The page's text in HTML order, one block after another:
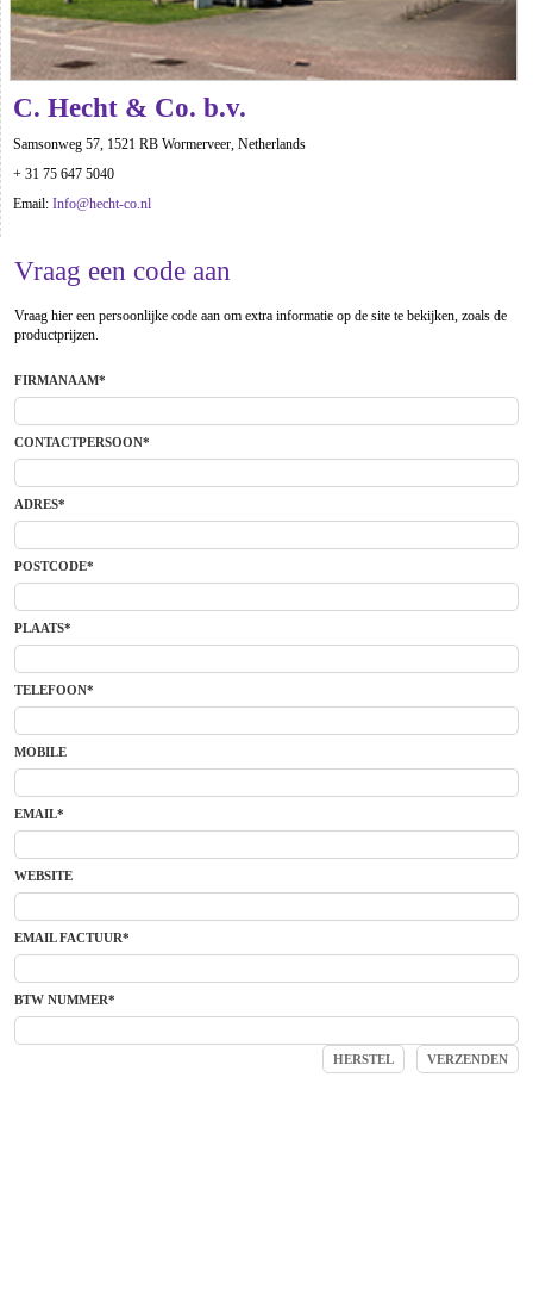
C. Hecht & Co. b.v.
Samsonweg 57, 1521 RB Wormerveer, Netherlands
+ 31 75 647 5040
Email: Info@hecht-co.nl
Vraag een code aan
Vraag hier een persoonlijke code aan om extra informatie op de site te bekijken, zoals de
productprijzen.
FIRMANAAM*
CONTACTPERSOON*
ADRES*
POSTCODE*
PLAATS*
TELEFOON*
MOBILE
EMAIL*
WEBSITE
EMAIL FACTUUR*
BTW NUMMER*